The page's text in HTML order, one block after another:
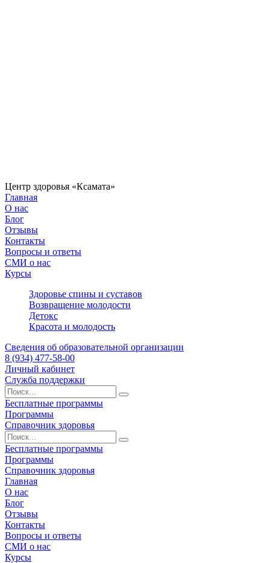
Центр здоровья «Ксамата»
Главная
О нас
Блог
Отзывы
Контакты
Вопросы и ответы
СМИ о нас
Курсы
Здоровье спины и суставов
Возвращение молодости
Детокс
Красота и молодость
Сведения об образовательной организации
8 (934) 477-58-00
Личный кабинет
Служба поддержки
Бесплатные программы
Программы
Справочник здоровья
Бесплатные программы
Программы
Справочник здоровья
Главная
О нас
Блог
Отзывы
Контакты
Вопросы и ответы
СМИ о нас
Курсы